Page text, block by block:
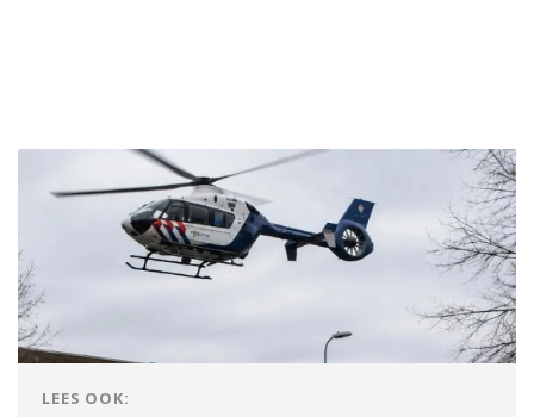
LEES OOK: